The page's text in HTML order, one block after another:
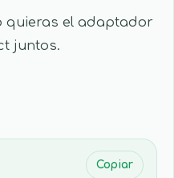
quieras el adaptador
juntos.
Copiar